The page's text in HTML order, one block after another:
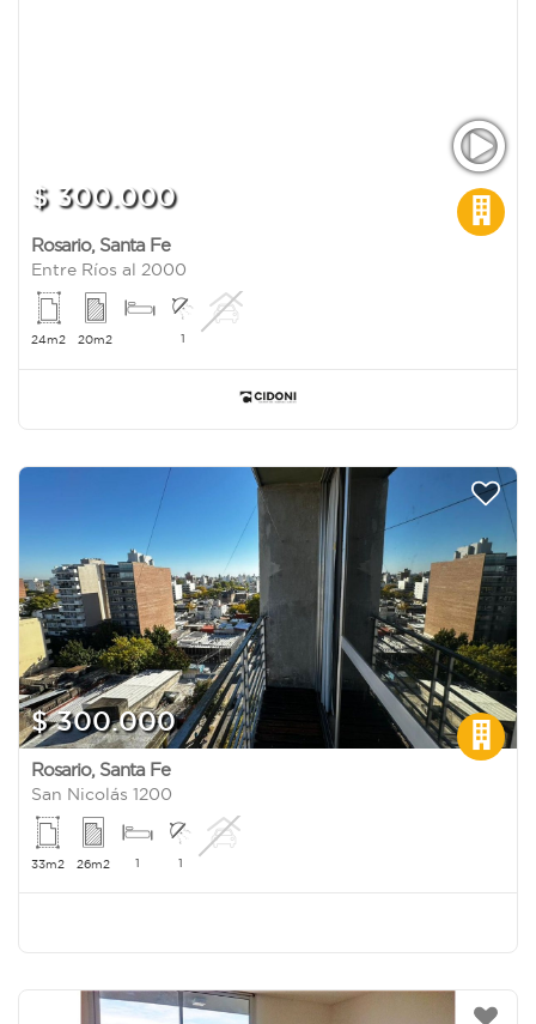
$ 300.000
Rosario, Santa Fe
Entre Ríos al 2000
24m2 20m2 1
$ 300.000
Rosario, Santa Fe
San Nicolás 1200
33m2 26m2 1 1